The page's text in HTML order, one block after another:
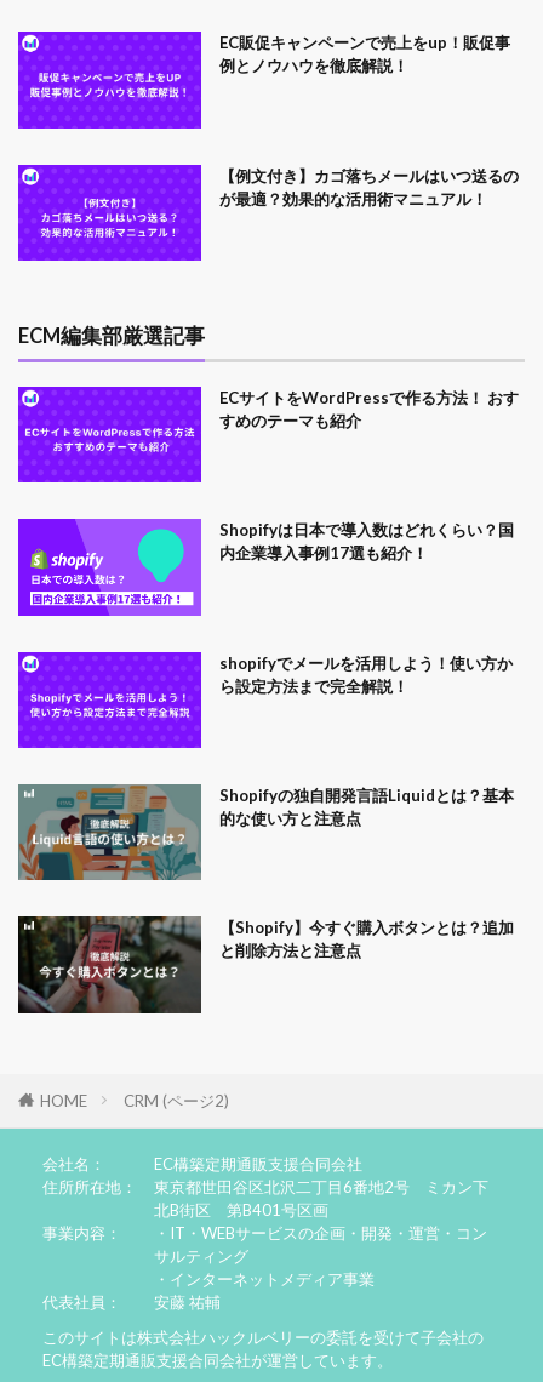
EC販促キャンペーンで売上をup！販促事
例とノウハウを徹底解説！
【例文付き】カゴ落ちメールはいつ送るの
が最適？効果的な活用術マニュアル！
ECM編集部厳選記事
ECサイトをWordPressで作る方法！ おす
すめのテーマも紹介
Shopifyは日本で導入数はどれくらい？国
内企業導入事例17選も紹介！
shopifyでメールを活用しよう！使い方か
ら設定方法まで完全解説！
Shopifyの独自開発言語Liquidとは？基本
的な使い方と注意点
【Shopify】今すぐ購入ボタンとは？追加
と削除方法と注意点
HOME CRM (ページ2)
会社名：
EC構築定期通販支援合同会社
住所所在地：
東京都世田谷区北沢二丁目6番地2号 ミカン下
北B街区 第B401号区画
事業内容：
・IT・WEBサービスの企画・開発・運営・コン
サルティング
・インターネットメディア事業
代表社員：
安藤 祐輔
このサイトは株式会社ハックルベリーの委託を受けて子会社の
EC構築定期通販支援合同会社が運営しています。